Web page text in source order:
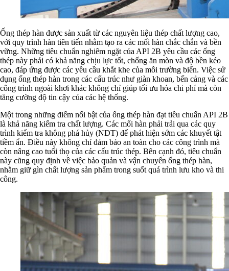
Ống thép hàn được sản xuất từ các nguyên liệu thép chất lượng cao,
với quy trình hàn tiên tiến nhằm tạo ra các mối hàn chắc chắn và bền
vững. Những tiêu chuẩn nghiêm ngặt của API 2B yêu cầu các ống
thép này phải có khả năng chịu lực tốt, chống ăn mòn và độ bền kéo
cao, đáp ứng được các yêu cầu khắt khe của môi trường biển. Việc sử
dụng ống thép hàn trong các cấu trúc như giàn khoan, bến cảng và các
công trình ngoài khơi khác không chỉ giúp tối ưu hóa chi phí mà còn
tăng cường độ tin cậy của các hệ thống.
Một trong những điểm nổi bật của ống thép hàn đạt tiêu chuẩn API 2B
là khả năng kiểm tra chất lượng. Các mối hàn phải trải qua các quy
trình kiểm tra không phá hủy (NDT) để phát hiện sớm các khuyết tật
tiềm ẩn. Điều này không chỉ đảm bảo an toàn cho các công trình mà
còn nâng cao tuổi thọ của các cấu trúc thép. Bên cạnh đó, tiêu chuẩn
này cũng quy định về việc bảo quản và vận chuyển ống thép hàn,
nhằm giữ gìn chất lượng sản phẩm trong suốt quá trình lưu kho và thi
công.